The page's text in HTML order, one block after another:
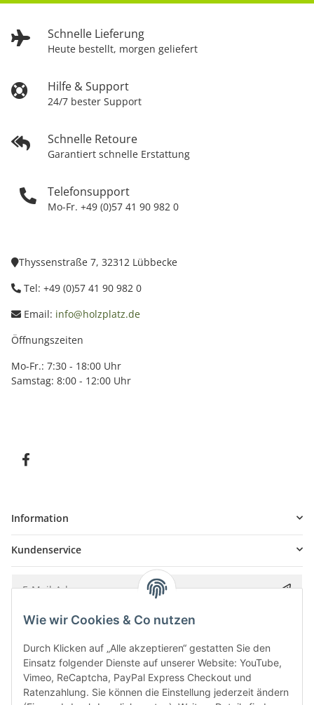
Schnelle Lieferung
Heute bestellt, morgen geliefert
Hilfe & Support
24/7 bester Support
Schnelle Retoure
Garantiert schnelle Erstattung
Telefonsupport
Mo-Fr. +49 (0)57 41 90 982 0
Thyssenstraße 7, 32312 Lübbecke
Tel: +49 (0)57 41 90 982 0
Email: info@holzplatz.de
Öffnungszeiten
Mo-Fr.: 7:30 - 18:00 Uhr
Samstag: 8:00 - 12:00 Uhr
Information
Kundenservice
Bitte senden Sie mir entsprechend IhrerDatenschutzerklärung
Wie wir Cookies & Co nutzen
Durch Klicken auf „Alle akzeptieren“ gestatten Sie den
Einsatz folgender Dienste auf unserer Website: YouTube,
Vimeo, ReCaptcha, PayPal Express Checkout und
Ratenzahlung. Sie können die Einstellung jederzeit ändern